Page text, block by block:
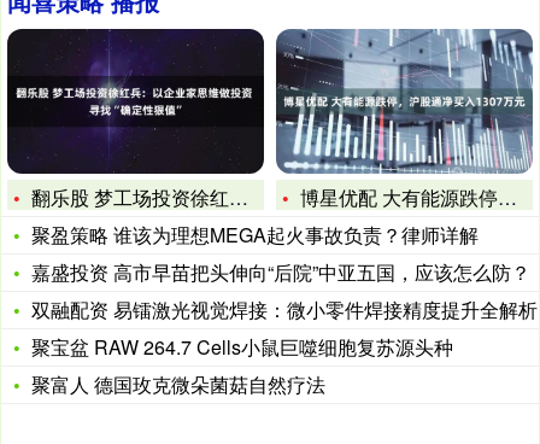
翻乐股 梦工场投资徐红兵：以企业家思维做投资 寻找“确定性狠
博星优配 大有能源跌停，沪股通净买入1307万元
聚盈策略 谁该为理想MEGA起火事故负责？律师详解
嘉盛投资 高市早苗把头伸向“后院”中亚五国，应该怎么防？
双融配资 易镭激光视觉焊接：微小零件焊接精度提升全解析
聚宝盆 RAW 264.7 Cells小鼠巨噬细胞复苏源头种
聚富人 德国玫克微朵菌菇自然疗法